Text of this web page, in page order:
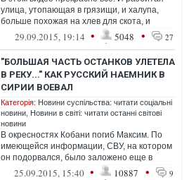
улица, утопающая в грязищи, и халупа,
больше похожая на хлев для скота, и
кривая, гнилая лестница, на которую с...
29.09.2015, 19:14 • 5048 • 27
"БОЛЬШАЯ ЧАСТЬ ОСТАНКОВ УЛЕТЕЛА
В РЕКУ..." КАК РУССКИЙ НАЕМНИК В
СИРИИ ВОЕВАЛ
Категорія: Новини суспільства: читати соціальні
новини Новини в світі: читати останні світові
новини
В окресностях Кобани погиб Максим. По
имеющейся информации, СВУ, на котором
он подорвался, было заложено еще в
прошлом году
25.09.2015, 15:40 • 10887 • 9